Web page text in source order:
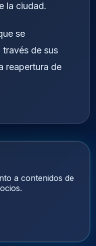
la ciudad.
se
través de sus
reapertura de
a contenidos de